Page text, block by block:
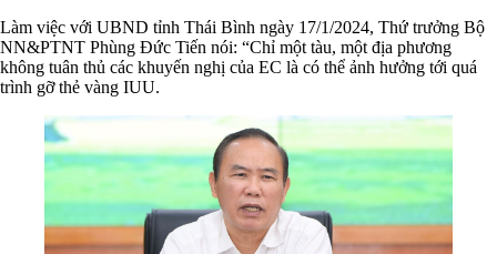
Làm việc với UBND tỉnh Thái Bình ngày 17/1/2024, Thứ trưởng Bộ
NN&PTNT Phùng Đức Tiến nói: “Chỉ một tàu, một địa phương
không tuân thủ các khuyến nghị của EC là có thể ảnh hưởng tới quá
trình gỡ thẻ vàng IUU.